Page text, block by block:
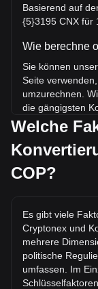
Basierend auf
{5}3195 CNX für
Wie berechne
Sie können
Seite
umzurechnen.
die gängigsten
entsprechen 5
Was ist der
Der bisherige
Wie ist der
In den letzten 7
(CNX) um
Wechselkurs von
Welche
COP?
Es gibt viele
Cryptonex und
mehrere
politische
umfassen. Im